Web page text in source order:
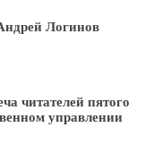
Логинов
читателей пятого
управлении